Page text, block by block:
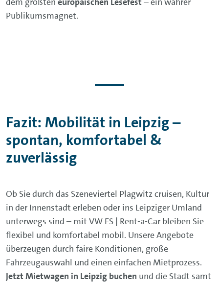
Publikumsmagnet.
Fazit: Mobilität in Leipzig –
spontan, komfortabel &
zuverlässig
Ob Sie durch das Szeneviertel Plagwitz cruisen, Kultur
in der Innenstadt erleben oder ins Leipziger Umland
unterwegs sind – mit VW FS | Rent-a-Car bleiben Sie
flexibel und komfortabel mobil. Unsere Angebote
überzeugen durch faire Konditionen, große
Fahrzeugauswahl und einen einfachen Mietprozess.
Jetzt Mietwagen in Leipzig buchen und die Stadt samt